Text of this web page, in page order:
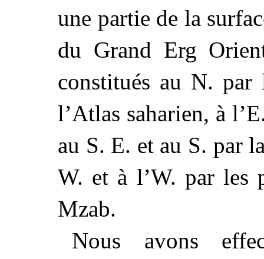
une partie de la
du Grand Erg
constitués au N. par
l’Atlas saharien, à
au S. E. et au S. par
W. et à l’W. par les
Mzab.
Nous avons